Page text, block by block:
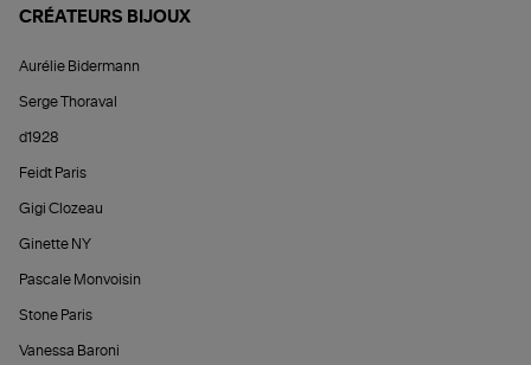
CRÉATEURS BIJOUX
Aurélie Bidermann
Serge Thoraval
d1928
Feidt Paris
Gigi Clozeau
Ginette NY
Pascale Monvoisin
Stone Paris
Vanessa Baroni